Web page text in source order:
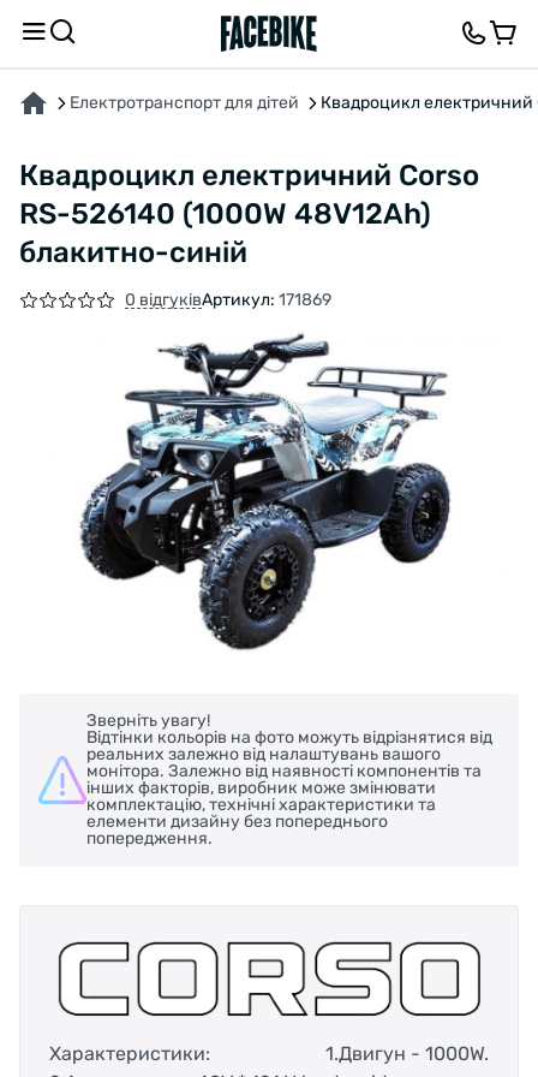
Електротранспорт для дітей Квадроцикл електричний
Квадроцикл електричний Corso
RS-526140 (1000W 48V12Ah)
блакитно-синій
0 відгуківАртикул: 171869
Зверніть увагу!
Відтінки кольорів на фото можуть відрізнятися від
реальних залежно від налаштувань вашого
монітора. Залежно від наявності компонентів та
інших факторів, виробник може змінювати
комплектацію, технічні характеристики та
елементи дизайну без попереднього
попередження.
Характеристики:
1.Двигун - 1000W.
ПРО ТОВАР ХАРАКТЕРИСТИКИВІДГУКИ ТА ЗАПИТАННЯ